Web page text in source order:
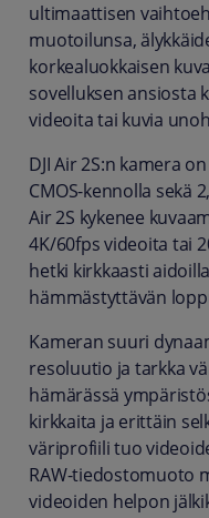
ultimaattisen
muotoilunsa,
korkealuokkaisen
sovelluksen ansiosta
videoita tai kuvia
DJI Air 2S:n kamera
CMOS-kennolla sekä
Air 2S kykenee
4K/60fps videoita tai
hetki kirkkaasti
hämmästyttävän
Kameran suuri
resoluutio ja tarkka
hämärässä
kirkkaita ja erittäin
väriprofiili tuo
RAW-tiedostomuoto
videoiden helpon